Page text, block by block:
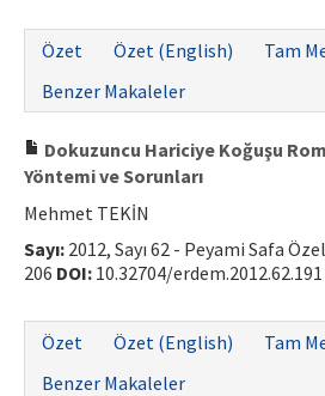
ISSN: 1010-867X · e-ISSN: 2667-8713
Özet
Özet (English) Tam
Benzer Makaleler
Dokuzuncu Hariciye Koğuşu
Yöntemi ve Sorunları
Mehmet TEKİN
Sayı: 2012, Sayı 62 - Peyami Safa Özel
206 DOI: 10.32704/erdem.2012.62.191
Özet
Özet (English) Tam
Benzer Makaleler